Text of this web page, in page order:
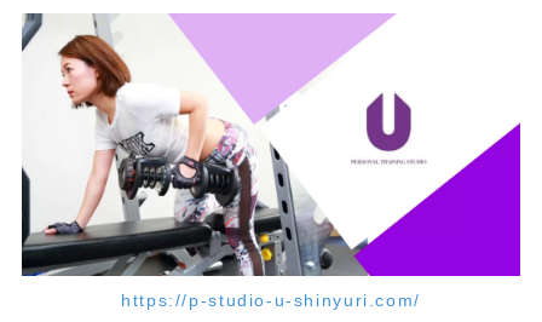
https://p-studio-u-shinyuri.com/